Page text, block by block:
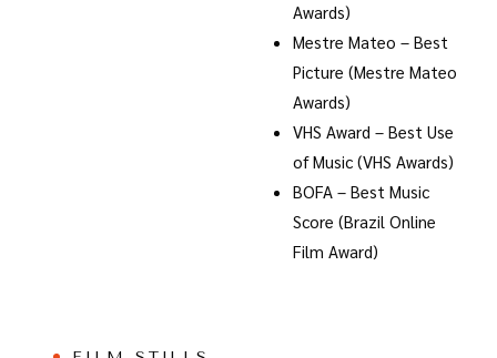
Awards)
Mestre Mateo – Best
Picture (Mestre Mateo
Awards)
VHS Award – Best Use
of Music (VHS Awards)
BOFA – Best Music
Score (Brazil Online
Film Award)